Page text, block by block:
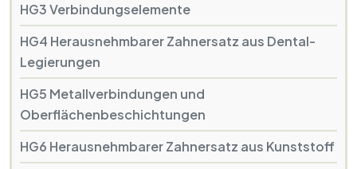
HG3 Verbindungselemente
HG4 Herausnehmbarer Zahnersatz aus Dental-
Legierungen
HG5 Metallverbindungen und
Oberflächenbeschichtungen
HG6 Herausnehmbarer Zahnersatz aus Kunststoff